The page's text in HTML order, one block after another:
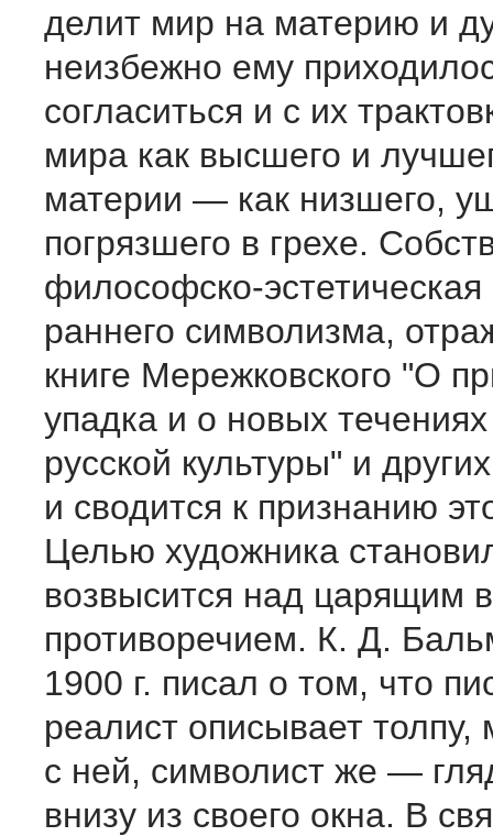
делит мир на материю и
неизбежно ему
согласиться и с их
мира как высшего и
материи — как низшего,
погрязшего в грехе.
философско-эстетическая
раннего символизма,
книге Мережковского "О
упадка и о новых
русской культуры" и
и сводится к признанию
Целью художника
возвысится над царящим
противоречием. К. Д.
1900 г. писал о том, что
реалист описывает толпу,
с ней, символист же —
внизу из своего окна. В